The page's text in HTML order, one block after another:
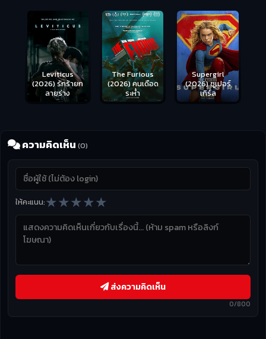
Leviticus
(2026) รักร้ายก
ลายร่าง
The Furious
(2026) คนเดือด
ระห่ำ
Supergirl
(2026) ซูเปอร์
เกิร์ล
ความคิดเห็น (0)
ให้คะแนน:★★★★★
0/800
ส่งความคิดเห็น